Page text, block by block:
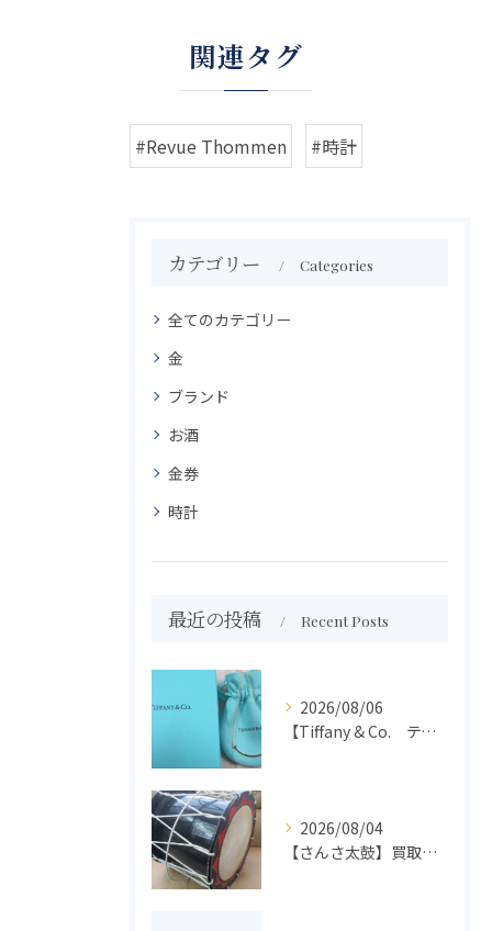
関連タグ
#Revue Thommen #時計
カテゴリー Categories
全てのカテゴリー
金
ブランド
お酒
金券
時計
最近の投稿 Recent Posts
2026/08/06
【Tiffany & Co. ティファニー】買取 大吉盛岡店 アクセサリー買取しました！！
2026/08/04
【さんさ太鼓】買取 大吉盛岡店 楽器 買取します！！